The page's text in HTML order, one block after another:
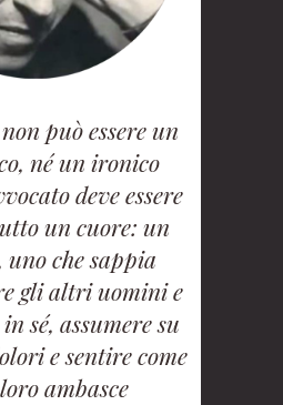
può essere un
né un ironico
deve essere
un cuore: un
che sappia
gli altri uomini e
sé, assumere su
e sentire come
ambasce